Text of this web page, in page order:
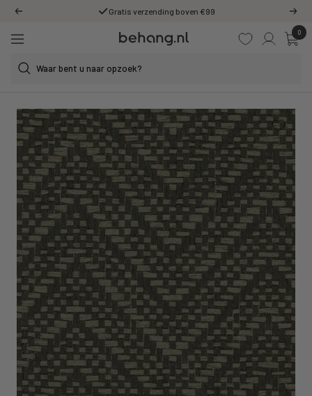
naar
content
Vorige Gratis verzending boven €99
0
Behang.nl
Navigatie